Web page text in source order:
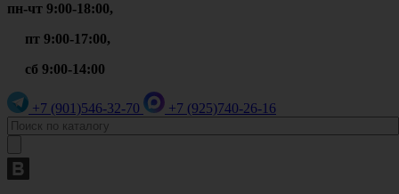
пн-чт 9:00-18:00,
пт 9:00-17:00,
сб 9:00-14:00
+7 (901)546-32-70 +7 (925)740-26-16